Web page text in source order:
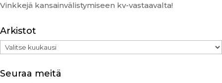
Vinkkejä kansainvälistymiseen kv-vastaavalta!
Arkistot
Arkistot
Seuraa meitä